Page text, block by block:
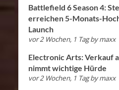
Battlefield 6 Season 4:
erreichen 5-Monats-
Launch
vor 2 Wochen, 1 Tag bymaxx
Electronic Arts: Verkauf
nimmt wichtige Hürde
vor 2 Wochen, 1 Tag bymaxx